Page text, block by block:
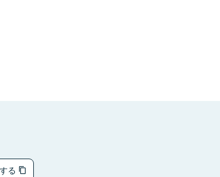
る